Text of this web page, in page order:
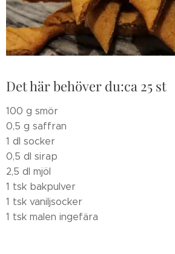
Det här behöver du:ca 25 st
100 g smör
0,5 g saffran
1 dl socker
0,5 dl sirap
2,5 dl mjöl
1 tsk bakpulver
1 tsk vaniljsocker
1 tsk malen ingefära